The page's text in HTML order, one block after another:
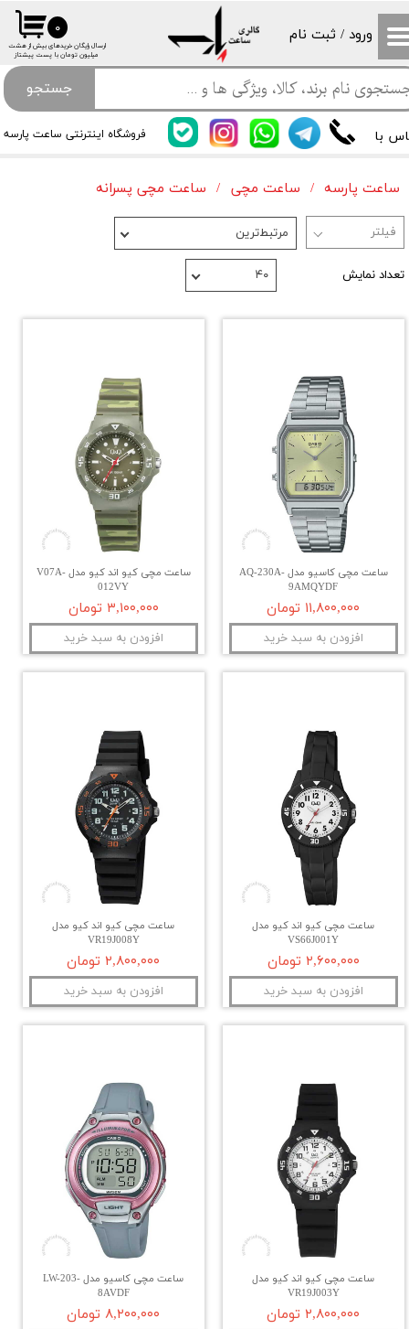
جستجو
۰ ورود / ثبت نام
حساب کاربری من
تغییر گذر واژه
با
​ارسال رایگان خریدهای بیش از هشت
میلیون تومان با پست پیشتاز
فروشگاه اینترنتی ساعت پارسه
ساعت پارسه ساعت مچی ساعت مچی پسرانه
مرتبط‌ترین
تعداد نمایش ۴۰
ساعت مچی کاسیو مدل AQ-230A-
9AMQYDF
۱۱,۸۰۰,۰۰۰ تومان
افزودن به سبد خرید
ساعت مچی کیو اند کیو مدل V07A-
012VY
۳,۱۰۰,۰۰۰ تومان
افزودن به سبد خرید
ساعت مچی کیو اند کیو مدل
VS66J001Y
۲,۶۰۰,۰۰۰ تومان
افزودن به سبد خرید
ساعت مچی کیو اند کیو مدل
VR19J008Y
۲,۸۰۰,۰۰۰ تومان
افزودن به سبد خرید
ساعت مچی کیو اند کیو مدل
VR19J003Y
۲,۸۰۰,۰۰۰ تومان
ساعت مچی کاسیو مدل LW-203-
8AVDF
۸,۲۰۰,۰۰۰ تومان